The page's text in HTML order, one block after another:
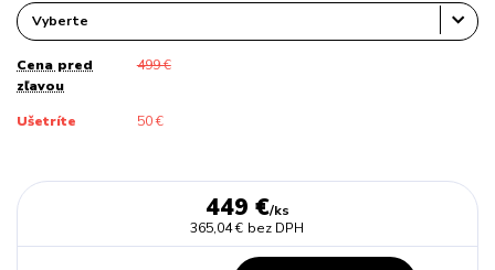
Cena pred
zľavou
499 €
Ušetríte 50 €
449 €/ks
365,04 € bez DPH